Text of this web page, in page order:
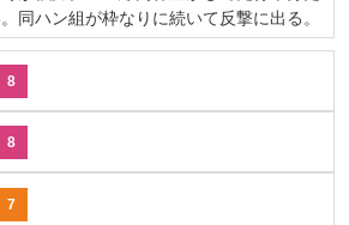
同ハン組が枠なりに続いて反撃に出る。
8
8
7